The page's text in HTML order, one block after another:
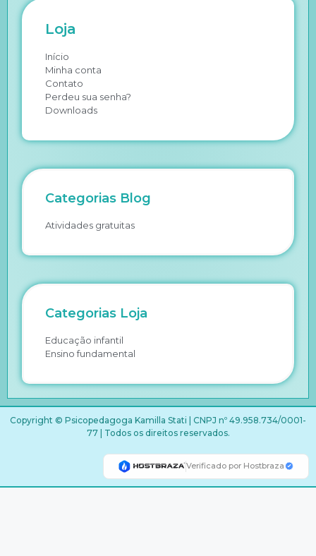
Loja
Início
Minha conta
Contato
Perdeu sua senha?
Downloads
Categorias Blog
Atividades gratuitas
Categorias Loja
Educação infantil
Ensino fundamental
Copyright © Psicopedagoga Kamilla Stati | CNPJ nº 49.958.734/0001-
77 | Todos os direitos reservados.